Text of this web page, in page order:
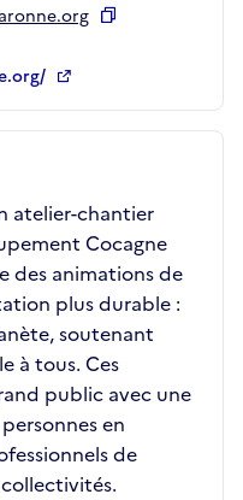
atelier-chantier
Cocagne
des animations de
plus durable :
soutenant
à tous. Ces
public avec une
en
de